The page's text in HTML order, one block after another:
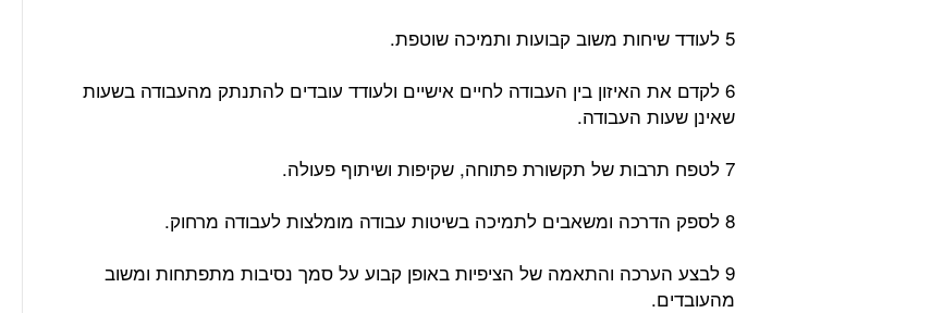
5 לעודד שיחות משוב קבועות ותמיכה שוטפת.
6 לקדם את האיזון בין העבודה לחיים אישיים ולעודד עובדים להתנתק מהעבודה בשעות
שאינן שעות העבודה.
7 לטפח תרבות של תקשורת פתוחה, שקיפות ושיתוף פעולה.
8 לספק הדרכה ומשאבים לתמיכה בשיטות עבודה מומלצות לעבודה מרחוק.
9 לבצע הערכה והתאמה של הציפיות באופן קבוע על סמך נסיבות מתפתחות ומשוב
מהעובדים.